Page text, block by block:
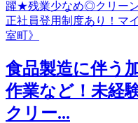
食品製造に伴う
作業など！未経
クリー...